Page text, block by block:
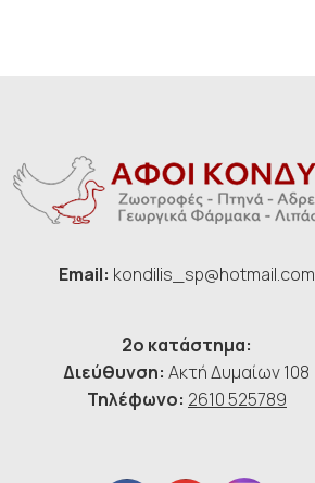
Email: kondilis_sp@hotmail.com
2ο κατάστημα:
Διεύθυνση:Ακτή Δυμαίων 108
Τηλέφωνο: 2610 525789